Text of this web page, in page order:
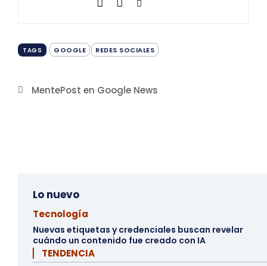
TAGS GOOGLE REDES SOCIALES
MentePost en Google News
Lo nuevo
Tecnología
Nuevas etiquetas y credenciales buscan revelar
cuándo un contenido fue creado con IA
▏ TENDENCIA